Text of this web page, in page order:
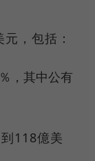
，包括：
，其中公有
118億美